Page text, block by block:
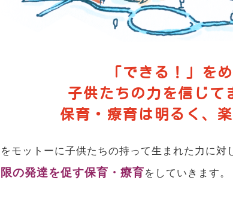
「できる！」を
子供たちの力を信じて
保育・療育は明るく、
をモットーに子供たちの持って生まれた力に対
限の発達を促す保育・療育をしていきます。